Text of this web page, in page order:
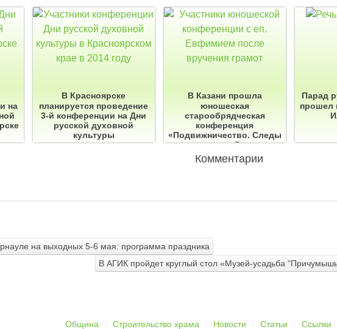
на
В Красноярске
планируется проведение
3-й конференции на Дни
русской духовной
культуры
В Казани прошла
юношеская
старообрядческая
конференция
«Подвижничество. Следы
в истории. Взгляд
потомка»
Парад
прошел
Комментарии
на выходных 5-6 мая: программа праздника
В АГИК пройдет круглый стол «Музей-усадьба
Община Строительство храма Новости Статьи Ссылки